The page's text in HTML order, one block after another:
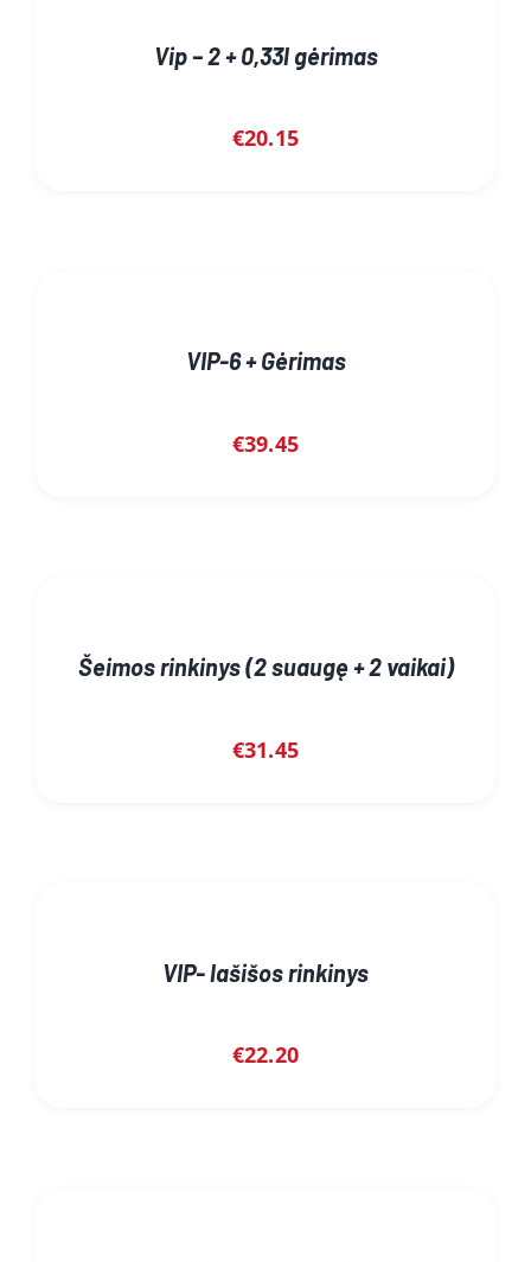
Vip – 2 + 0,33l gėrimas
€20.15
VIP-6 + Gėrimas
€39.45
Šeimos rinkinys (2 suaugę + 2 vaikai)
€31.45
VIP- lašišos rinkinys
€22.20